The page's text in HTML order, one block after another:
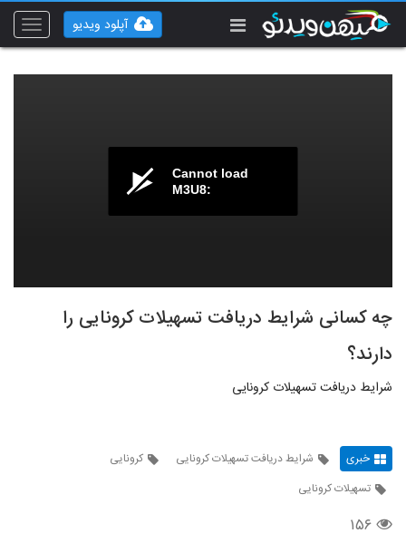
Toggle
آپلود ویدیو
Cannot load
M3U8:
چه کسانی شرایط دریافت تسهیلات کرونایی را
دارند؟
شرایط دریافت تسهیلات کرونایی
خبری شرایط دریافت تسهیلات کرونایی
کرونایی
تسهیلات کرونایی
۱۵۶